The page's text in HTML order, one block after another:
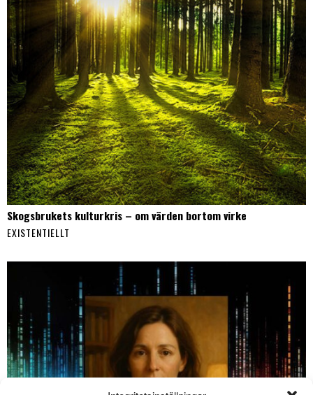
Skogsbrukets kulturkris – om värden bortom virke
EXISTENTIELLT